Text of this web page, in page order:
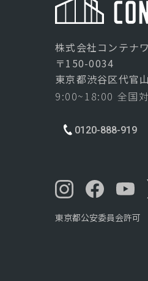
株式会社コンテナ
〒150-0034
東京都渋谷区代官
9:00~18:00 全国
0120-888-919
東京都公安委員会許